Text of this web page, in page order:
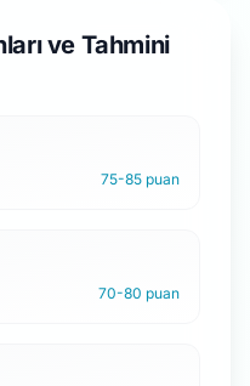
ve Tahmini
75-85 puan
70-80 puan